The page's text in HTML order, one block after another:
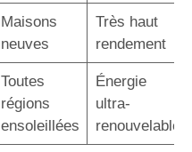
Maisons
neuves
Très haut
rendement
Toutes
régions
ensoleillées
Énergie
ultra-
renouvelable